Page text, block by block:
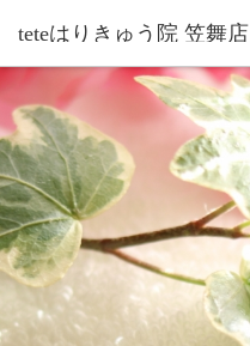
teteはりきゅう院 笠舞店